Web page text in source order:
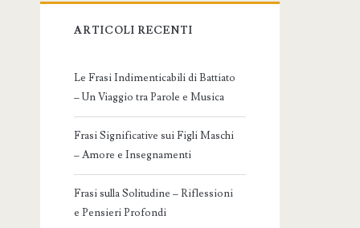
ARTICOLI RECENTI
Le Frasi Indimenticabili di Battiato
– Un Viaggio tra Parole e Musica
Frasi Significative sui Figli Maschi
– Amore e Insegnamenti
Frasi sulla Solitudine – Riflessioni
e Pensieri Profondi